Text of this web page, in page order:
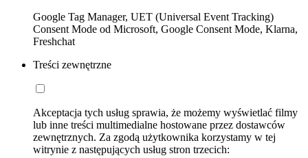
Google Tag Manager, UET (Universal Event Tracking)
Consent Mode od Microsoft, Google Consent Mode, Klarna,
Freshchat
Treści zewnętrzne
Akceptacja tych usług sprawia, że możemy wyświetlać filmy
lub inne treści multimedialne hostowane przez dostawców
zewnętrznych. Za zgodą użytkownika korzystamy w tej
witrynie z następujących usług stron trzecich: